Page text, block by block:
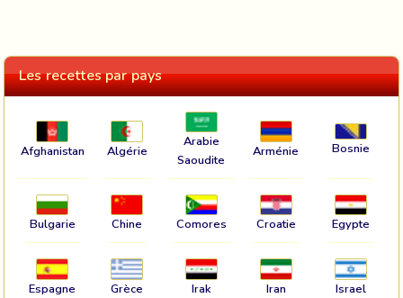
Les recettes par pays
Afghanistan Algérie
Arabie
Saoudite
Arménie Bosnie
Bulgarie Chine Comores Croatie Egypte
Espagne Grèce Irak Iran Israel